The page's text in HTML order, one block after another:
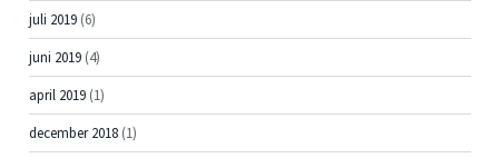
juli 2019 (6)
juni 2019 (4)
april 2019 (1)
december 2018 (1)